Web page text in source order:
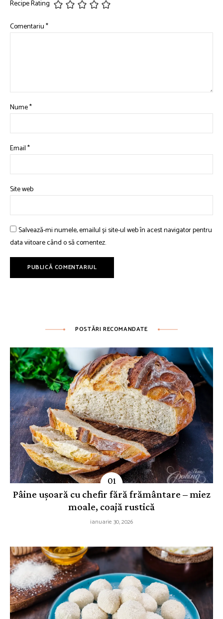
Recipe Rating
Comentariu*
Nume*
Email*
Site web
Salvează-mi numele, emailul și site-ul web în acest navigator pentru
data viitoare când o să comentez.
POSTĂRI RECOMANDATE
Pâine ușoară cu chefir fără frământare – miez
moale, coajă rustică
ianuarie 30, 2026